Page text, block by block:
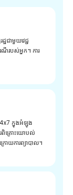
ឋជាមួយវេជ្ជ
របស់អ្នក។ ការ
ក្នុងអំឡុង
រពិគ្រោះយោបល់
ោយការព្យាបាល។